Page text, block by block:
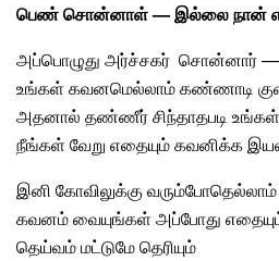
பெண் சொன்னாள் — இல்லை நான்
அப்பொழுது அர்ச்சகர் சொன்னார் —
உங்கள் கவனமெல்லாம் கண்ணாடி
அதனால் தண்ணீர்சிந்தாதபடி
நீங்கள் வேறு எதையும் கவனிக்க
இனி கோவிலுக்கு வரும்போதெல்லாம்
கவனம் வையுங்கள் அப்போது
தெய்வம் மட்டுமே தெரியும்